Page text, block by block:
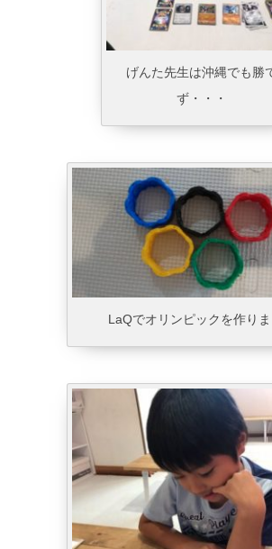
げんた先生は沖縄でも勝
ず・・・
LaQでオリンピックを作り